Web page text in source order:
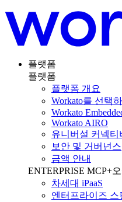
플랫폼
플랫폼
플랫폼 개요
Workato를 선택
Workato
Workato AIRO
유니버설 커넥티
보안 및 거버넌스
금액 안내
ENTERPRISE MCP+
차세대 iPaaS
엔터프라이즈 스